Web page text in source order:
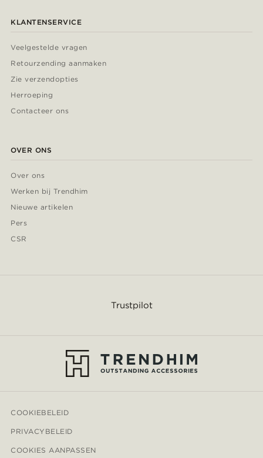
KLANTENSERVICE
Veelgestelde vragen
Retourzending aanmaken
Zie verzendopties
Herroeping
Contacteer ons
OVER ONS
Over ons
Werken bij Trendhim
Nieuwe artikelen
Pers
CSR
Trustpilot
COOKIEBELEID
PRIVACYBELEID
COOKIES AANPASSEN